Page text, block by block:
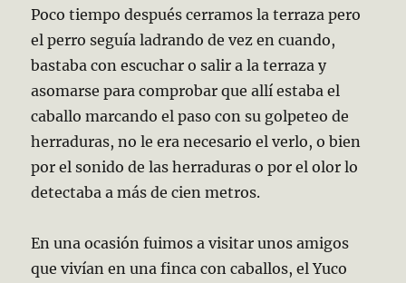
Poco tiempo después cerramos la terraza pero
el perro seguía ladrando de vez en cuando,
bastaba con escuchar o salir a la terraza y
asomarse para comprobar que allí estaba el
caballo marcando el paso con su golpeteo de
herraduras, no le era necesario el verlo, o bien
por el sonido de las herraduras o por el olor lo
detectaba a más de cien metros.
En una ocasión fuimos a visitar unos amigos
que vivían en una finca con caballos, el Yuco